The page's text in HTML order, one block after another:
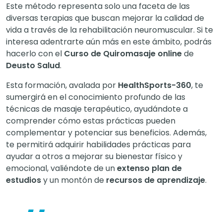
Este método representa solo una faceta de las
diversas terapias que buscan mejorar la calidad de
vida a través de la rehabilitación neuromuscular. Si te
interesa adentrarte aún más en este ámbito, podrás
hacerlo con el Curso de Quiromasaje onlinede
Deusto Salud.
Esta formación, avalada por HealthSports-360, te
sumergirá en el conocimiento profundo de las
técnicas de masaje terapéutico, ayudándote a
comprender cómo estas prácticas pueden
complementar y potenciar sus beneficios. Además,
te permitirá adquirir habilidades prácticas para
ayudar a otros a mejorar su bienestar físico y
emocional, valiéndote de unextenso plan de
estudiosy un montón de recursos de aprendizaje.